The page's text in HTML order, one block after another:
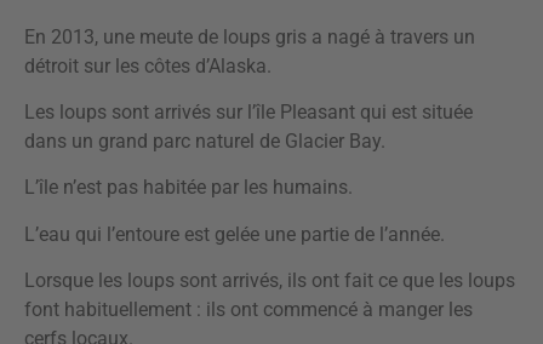
En 2013, une meute de loups gris a nagé à travers un
détroit sur les côtes d’Alaska.
Les loups sont arrivés sur l’île Pleasant qui est située
dans un grand parc naturel de Glacier Bay.
L’île n’est pas habitée par les humains.
L’eau qui l’entoure est gelée une partie de l’année.
Lorsque les loups sont arrivés, ils ont fait ce que les loups
font habituellement : ils ont commencé à manger les
cerfs locaux.